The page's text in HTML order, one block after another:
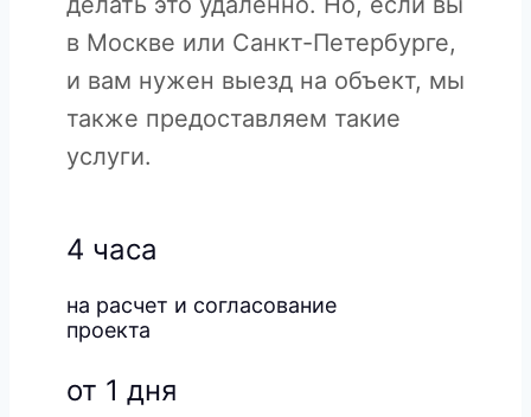
в Москве или Санкт-Петербурге,
и вам нужен выезд на объект, мы
также предоставляем такие
услуги.
4 часа
на расчет и согласование
проекта
от 1 дня